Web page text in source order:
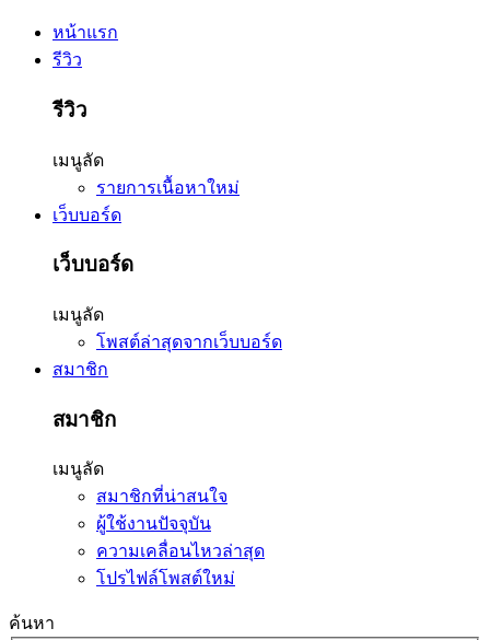
หน้าแรก
รีวิว
รีวิว
เมนูลัด
รายการเนื้อหาใหม่
เว็บบอร์ด
เว็บบอร์ด
เมนูลัด
โพสต์ล่าสุดจากเว็บบอร์ด
สมาชิก
สมาชิก
เมนูลัด
สมาชิกที่น่าสนใจ
ผู้ใช้งานปัจจุบัน
ความเคลื่อนไหวล่าสุด
โปรไฟล์โพสต์ใหม่
ค้นหา